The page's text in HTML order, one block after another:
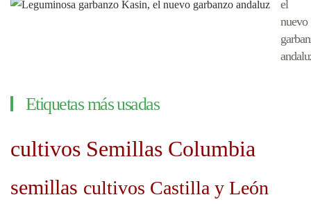
el
nuevo
Etiquetas más usadas
cultivos Semillas Columbia
semillas cultivos Castilla y León